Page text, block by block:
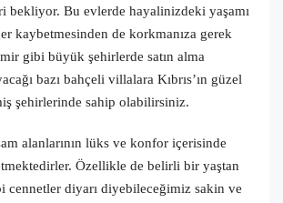
bekliyor. Bu evlerde hayalinizdeki yaşamı
kaybetmesinden de korkmanıza gerek
gibi büyük şehirlerde satın alma
bazı bahçeli villalara Kıbrıs’ın güzel
şehirlerinde sahip olabilirsiniz.
alanlarının lüks ve konfor içerisinde
Özellikle de belirli bir yaştan
cennetler diyarı diyebileceğimiz sakin ve